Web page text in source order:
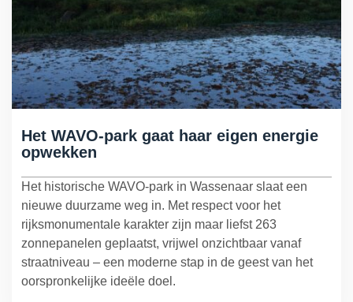
Het WAVO-park gaat haar eigen energie
opwekken
Het historische WAVO-park in Wassenaar slaat een
nieuwe duurzame weg in. Met respect voor het
rijksmonumentale karakter zijn maar liefst 263
zonnepanelen geplaatst, vrijwel onzichtbaar vanaf
straatniveau – een moderne stap in de geest van het
oorspronkelijke ideële doel.